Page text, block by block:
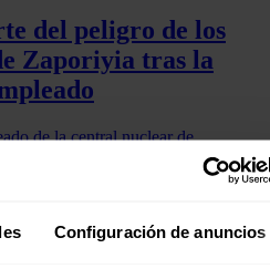
Configuración de anuncios
del peligro de los
Zaporiyia tras la
tras un ataque